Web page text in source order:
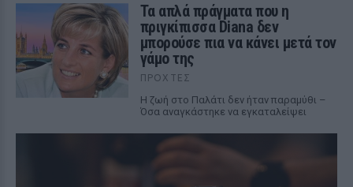
Τα απλά πράγματα που η
πριγκίπισσα Diana δεν
μπορούσε πια να κάνει μετά τον
γάμο της
ΠΡΟΧΤΈΣ
Η ζωή στο Παλάτι δεν ήταν παραμύθι –
Όσα αναγκάστηκε να εγκαταλείψει